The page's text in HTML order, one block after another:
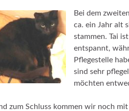
Bei dem
ca. ein Jahr alt
stammen. Tai
entspannt,
Pflegestelle
sind sehr
möchten
zum Schluss kommen wir noch